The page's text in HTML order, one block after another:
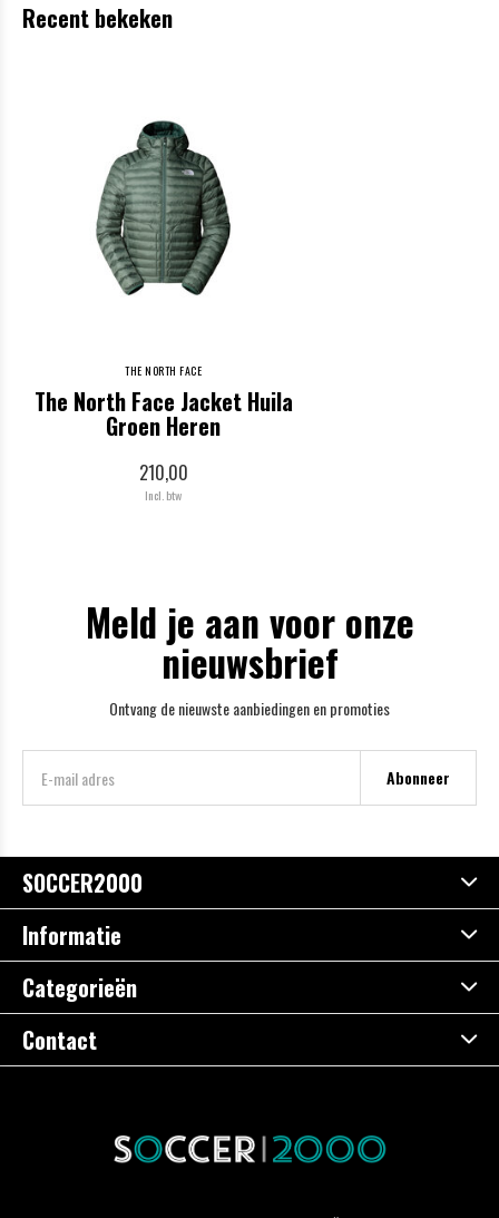
Recent bekeken
THE NORTH FACE
The North Face Jacket Huila
Groen Heren
210,00
Incl. btw
Meld je aan voor onze
nieuwsbrief
Ontvang de nieuwste aanbiedingen en promoties
Abonneer
SOCCER2000
Informatie
Categorieën
Contact